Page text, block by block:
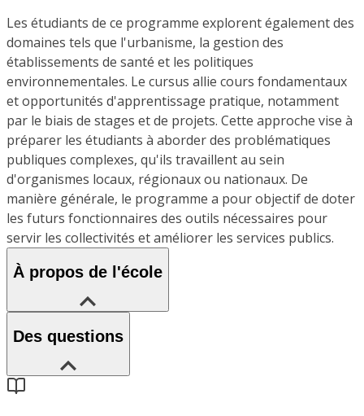
Les étudiants de ce programme explorent également des
domaines tels que l'urbanisme, la gestion des
établissements de santé et les politiques
environnementales. Le cursus allie cours fondamentaux
et opportunités d'apprentissage pratique, notamment
par le biais de stages et de projets. Cette approche vise à
préparer les étudiants à aborder des problématiques
publiques complexes, qu'ils travaillent au sein
d'organismes locaux, régionaux ou nationaux. De
manière générale, le programme a pour objectif de doter
les futurs fonctionnaires des outils nécessaires pour
servir les collectivités et améliorer les services publics.
À propos de l'école
Des questions